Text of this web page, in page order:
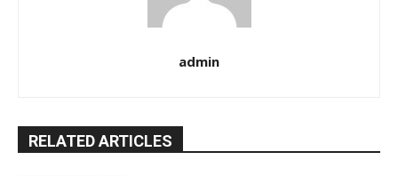
admin
RELATED ARTICLES